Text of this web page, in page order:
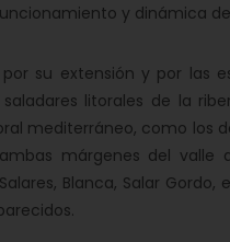
y dinámica
su extensión y por las
litorales de la
mediterráneo, como los
márgenes del valle
Blanca, Salar